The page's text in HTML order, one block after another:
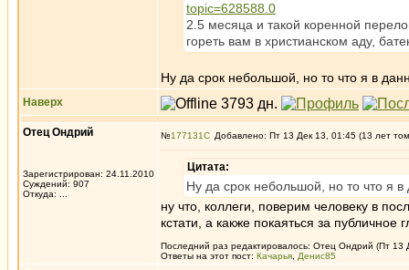
topic=628588.0
2.5 месяца и такой коренной
гореть вам в христианском аду,
Ну да срок небольшой, но то что я в
Наверх
Отец Ондрий
Зарегистрирован: 24.11.2010
Суждений: 907
Откуда: ...
№177131 Добавлено: Пт 13 Дек 13, 01:45 (13 лет
Цитата:
Ну да срок небольшой, но то что я
ну что, коллеги, поверим человеку в
кстати, а какже покаяться за
Последний раз редактировалось: Отец Ондрий (Пт 13
Ответы на этот пост: Качарья Денис85